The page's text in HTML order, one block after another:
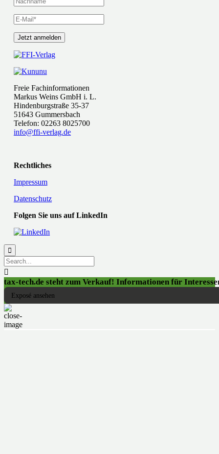
Freie Fachinformationen
Markus Weins GmbH i. L.
Hindenburgstraße 35-37
51643 Gummersbach
Telefon: 02263 8025700
info@ffi-verlag.de
Rechtliches
Impressum
Datenschutz
Folgen Sie uns auf LinkedIn


tax-tech.de steht zum Verkauf! Informationen für
Exposé ansehen